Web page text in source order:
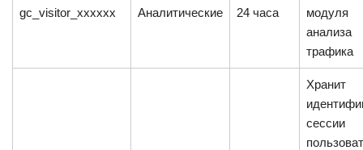
gc_visitor_xxxxxx Аналитические 24 часа
модуля
анализа
трафика
Хранит
сессии